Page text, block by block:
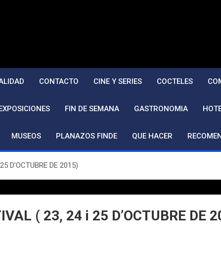
CONTACTO CINE Y SERIES COCTELES
FIN DE SEMANA GASTRONOMIA
MUSEOS PLANAZOS FINDE QUE HACER
D’OCTUBRE DE 2015)
( 23, 24 i 25 D’OCTUBRE DE